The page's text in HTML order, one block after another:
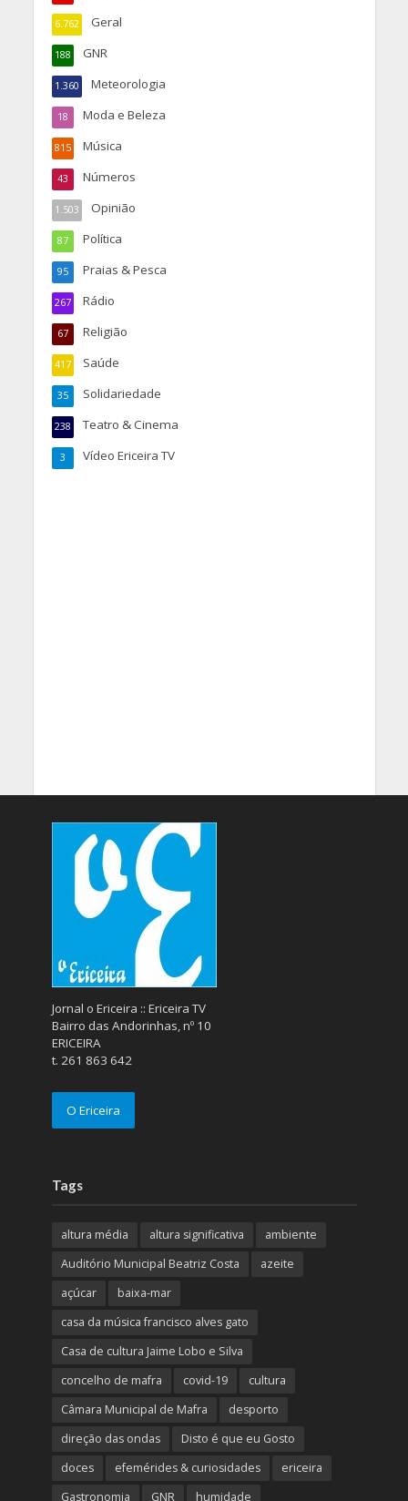
Geral
6.762
GNR
188
Meteorologia
1.360
Moda e Beleza
18
Música
815
Números
43
Opinião
1.503
Política
87
Praias & Pesca
95
Rádio
267
Religião
67
Saúde
417
Solidariedade
35
Teatro & Cinema
238
Vídeo Ericeira TV
3
Jornal o Ericeira :: Ericeira TV
Bairro das Andorinhas, nº 10
ERICEIRA
t. 261 863 642
O Ericeira
Tags
altura média altura significativa
ambiente
Auditório Municipal Beatriz Costa
azeite
açúcar
baixa-mar
casa da música francisco alves gato
Casa de cultura Jaime Lobo e Silva
concelho de mafra
covid-19
cultura
Câmara Municipal de Mafra
desporto
direção das ondas
Disto é que eu Gosto
doces
efemérides & curiosidades
ericeira
Gastronomia
GNR humidade